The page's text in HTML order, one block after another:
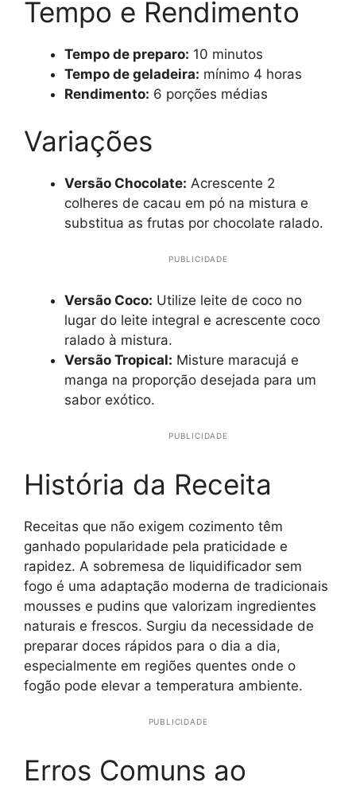
Tempo e Rendimento
Tempo de preparo: 10 minutos
Tempo de geladeira: mínimo 4 horas
Rendimento: 6 porções médias
Variações
Versão Chocolate: Acrescente 2
colheres de cacau em pó na mistura e
substitua as frutas por chocolate ralado.
PUBLICIDADE
Versão Coco: Utilize leite de coco no
lugar do leite integral e acrescente coco
ralado à mistura.
Versão Tropical: Misture maracujá e
manga na proporção desejada para um
sabor exótico.
PUBLICIDADE
História da Receita
Receitas que não exigem cozimento têm
ganhado popularidade pela praticidade e
rapidez. A sobremesa de liquidificador sem
fogo é uma adaptação moderna de tradicionais
mousses e pudins que valorizam ingredientes
naturais e frescos. Surgiu da necessidade de
preparar doces rápidos para o dia a dia,
especialmente em regiões quentes onde o
fogão pode elevar a temperatura ambiente.
PUBLICIDADE
Erros Comuns ao